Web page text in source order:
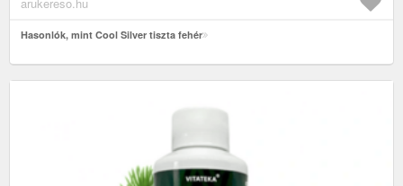
arukereso.hu
Hasonlók, mint Cool Silver tiszta fehér